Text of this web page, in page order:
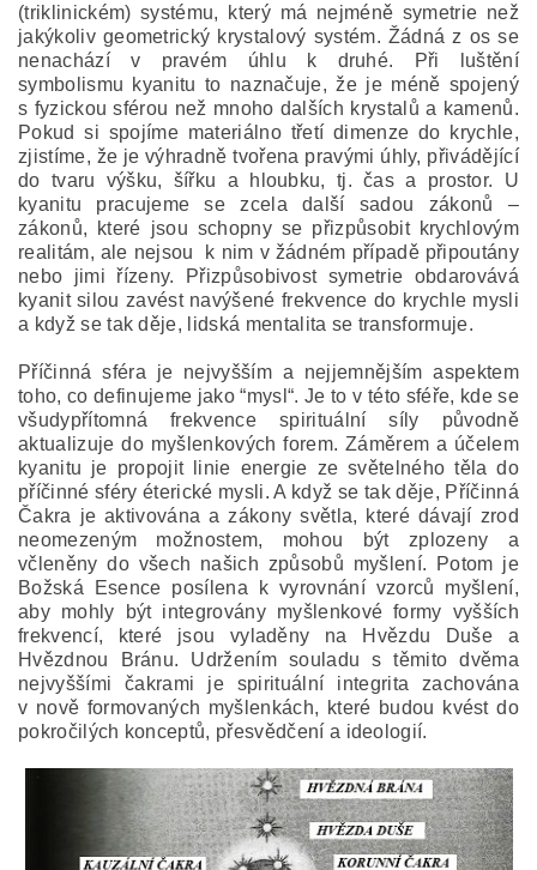
(triklinickém) systému, který má nejméně symetrie než
jakýkoliv geometrický krystalový systém. Žádná z os se
nenachází v pravém úhlu k druhé. Při luštění
symbolismu kyanitu to naznačuje, že je méně spojený
s fyzickou sférou než mnoho dalších krystalů a kamenů.
Pokud si spojíme materiálno třetí dimenze do krychle,
zjistíme, že je výhradně tvořena pravými úhly, přivádějící
do tvaru výšku, šířku a hloubku, tj. čas a prostor. U
kyanitu pracujeme se zcela další sadou zákonů –
zákonů, které jsou schopny se přizpůsobit krychlovým
realitám, ale nejsou k nim v žádném případě připoutány
nebo jimi řízeny. Přizpůsobivost symetrie obdarovává
kyanit silou zavést navýšené frekvence do krychle mysli
a když se tak děje, lidská mentalita se transformuje.
Příčinná sféra je nejvyšším a nejjemnějším aspektem
toho, co definujeme jako “mysl“. Je to v této sféře, kde se
všudypřítomná frekvence spirituální síly původně
aktualizuje do myšlenkových forem. Záměrem a účelem
kyanitu je propojit linie energie ze světelného těla do
příčinné sféry éterické mysli. A když se tak děje, Příčinná
Čakra je aktivována a zákony světla, které dávají zrod
neomezeným možnostem, mohou být zplozeny a
včleněny do všech našich způsobů myšlení. Potom je
Božská Esence posílena k vyrovnání vzorců myšlení,
aby mohly být integrovány myšlenkové formy vyšších
frekvencí, které jsou vyladěny na Hvězdu Duše a
Hvězdnou Bránu. Udržením souladu s těmito dvěma
nejvyššími čakrami je spirituální integrita zachována
v nově formovaných myšlenkách, které budou kvést do
pokročilých konceptů, přesvědčení a ideologií.